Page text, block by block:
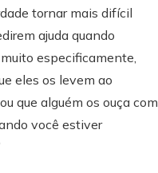
tornar mais difícil
ajuda quando
especificamente,
eles os levem ao
que alguém os ouça com
você estiver